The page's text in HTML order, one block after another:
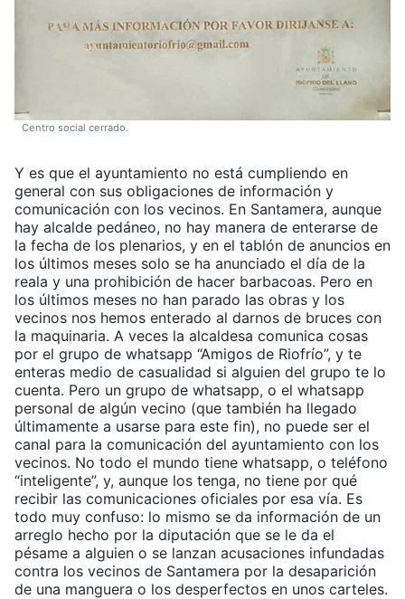
Centro social cerrado.
Y es que el ayuntamiento no está cumpliendo en
general con sus obligaciones de información y
comunicación con los vecinos. En Santamera, aunque
hay alcalde pedáneo, no hay manera de enterarse de
la fecha de los plenarios, y en el tablón de anuncios en
los últimos meses solo se ha anunciado el día de la
reala y una prohibición de hacer barbacoas. Pero en
los últimos meses no han parado las obras y los
vecinos nos hemos enterado al darnos de bruces con
la maquinaria. A veces la alcaldesa comunica cosas
por el grupo de whatsapp “Amigos de Riofrío”, y te
enteras medio de casualidad si alguien del grupo te lo
cuenta. Pero un grupo de whatsapp, o el whatsapp
personal de algún vecino (que también ha llegado
últimamente a usarse para este fin), no puede ser el
canal para la comunicación del ayuntamiento con los
vecinos. No todo el mundo tiene whatsapp, o teléfono
“inteligente”, y, aunque los tenga, no tiene por qué
recibir las comunicaciones oficiales por esa vía. Es
todo muy confuso: lo mismo se da información de un
arreglo hecho por la diputación que se le da el
pésame a alguien o se lanzan acusaciones infundadas
contra los vecinos de Santamera por la desaparición
de una manguera o los desperfectos en unos carteles.